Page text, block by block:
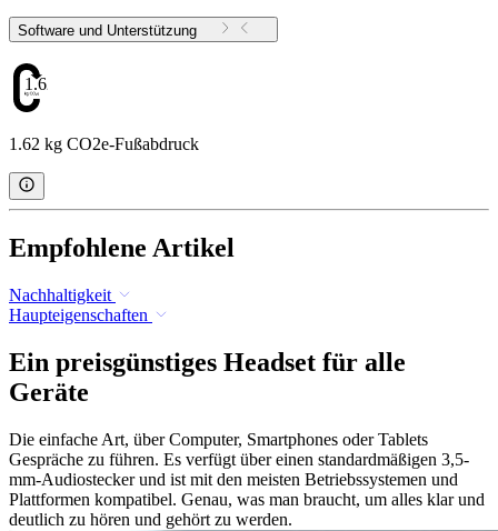
Software und Unterstützung
1.62
1.62 kg CO2e-Fußabdruck
Empfohlene Artikel
Nachhaltigkeit
Haupteigenschaften
Ein preisgünstiges Headset für alle
Geräte
Die einfache Art, über Computer, Smartphones oder Tablets
Gespräche zu führen. Es verfügt über einen standardmäßigen 3,5-
mm-Audiostecker und ist mit den meisten Betriebssystemen und
Plattformen kompatibel. Genau, was man braucht, um alles klar und
deutlich zu hören und gehört zu werden.